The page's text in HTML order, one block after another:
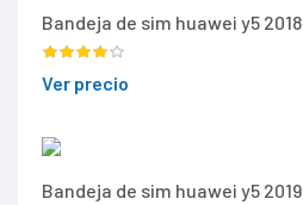
Bandeja de sim huawei y5 2018
Ver precio
Bandeja de sim huawei y5 2019